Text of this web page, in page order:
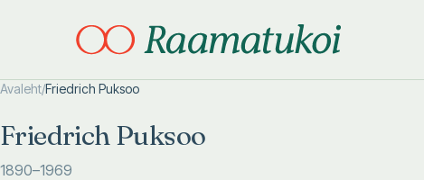
Avaleht/Friedrich Puksoo
Friedrich Puksoo
1890–1969